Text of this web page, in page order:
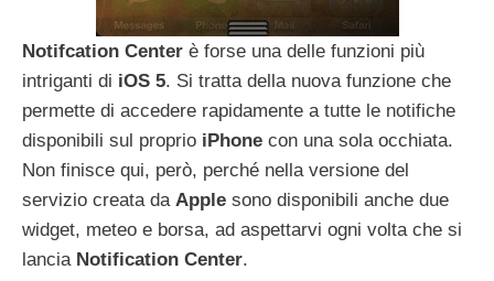
Notifcation Center è forse una delle funzioni più
intriganti di iOS 5. Si tratta della nuova funzione che
permette di accedere rapidamente a tutte le notifiche
disponibili sul proprio iPhone con una sola occhiata.
Non finisce qui, però, perché nella versione del
servizio creata da Apple sono disponibili anche due
widget, meteo e borsa, ad aspettarvi ogni volta che si
lancia Notification Center.